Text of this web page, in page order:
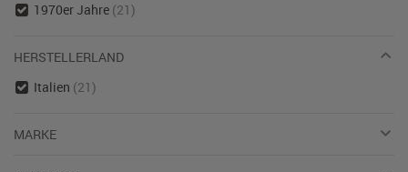
1970er Jahre (21)
HERSTELLERLAND
Italien (21)
MARKE